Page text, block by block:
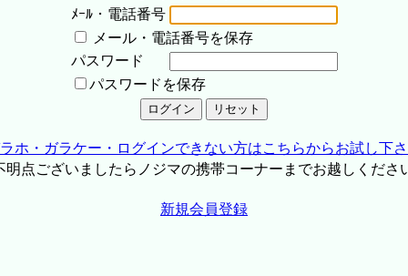
ﾒｰﾙ・電話番号
メール・電話番号を保存
パスワード
パスワードを保存
ホ・ガラケー・ログインできない方はこちらからお試し下
点ございましたらノジマの携帯コーナーまでお越しくださ
新規会員登録